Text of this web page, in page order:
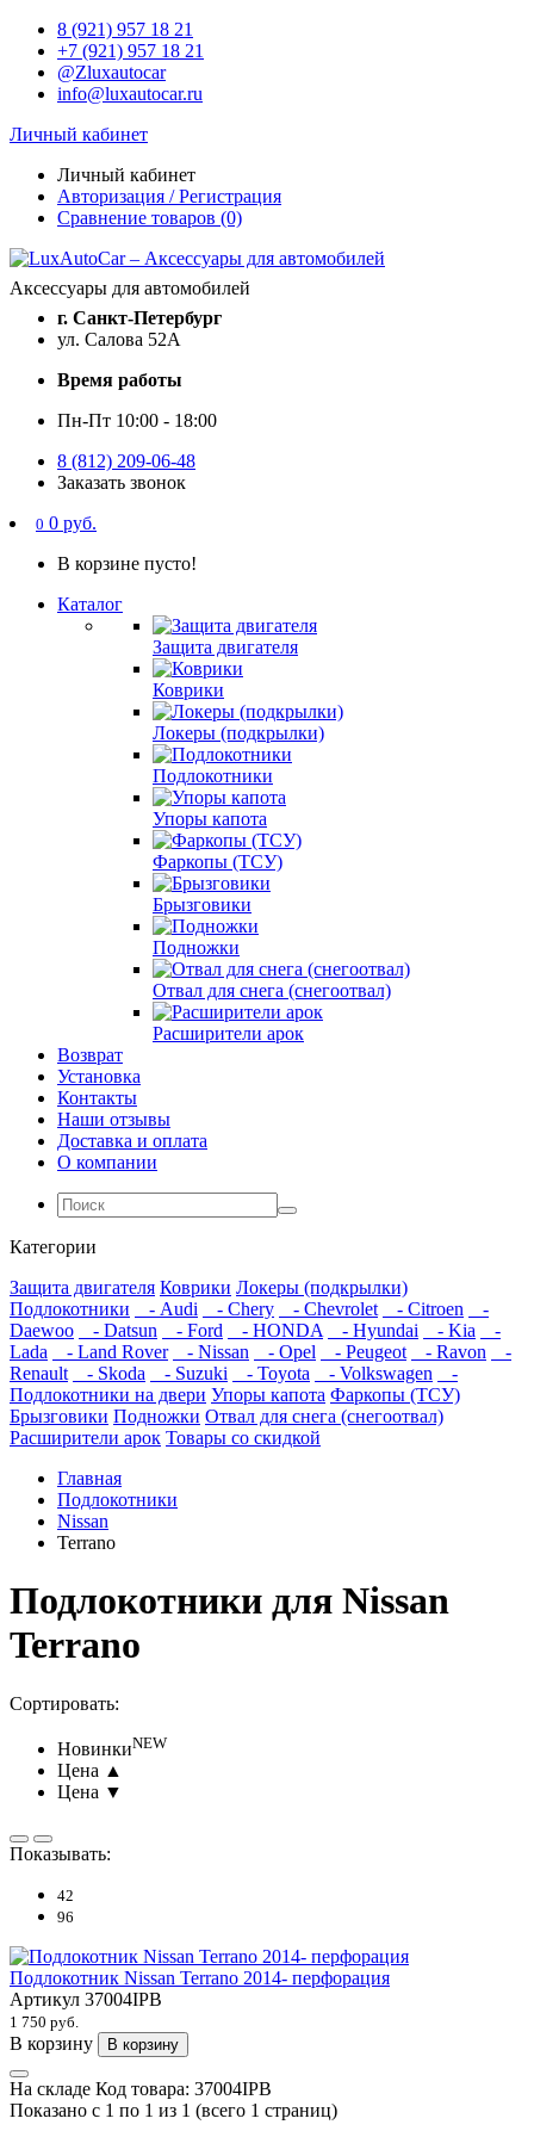
8 (921) 957 18 21
+7 (921) 957 18 21
@Zluxautocar
info@luxautocar.ru
Личный кабинет
Личный кабинет
Авторизация / Регистрация
Сравнение товаров (0)
Аксессуары для автомобилей
г. Санкт-Петербург
ул. Салова 52А
Время работы
Пн-Пт 10:00 - 18:00
8 (812) 209-06-48
Заказать звонок
0 0 руб.
В корзине пусто!
Каталог
Защита двигателя
Коврики
Локеры (подкрылки)
Подлокотники
Упоры капота
Фаркопы (ТСУ)
Брызговики
Подножки
Отвал для снега (снегоотвал)
Расширители арок
Возврат
Установка
Контакты
Наши отзывы
Доставка и оплата
О компании
Категории
Защита двигателя Коврики Локеры (подкрылки)
Подлокотники
- Audi - Chery - Chevrolet - Citroen
-
Daewoo
- Datsun - Ford - HONDA - Hyundai - Kia
-
Lada
- Land Rover - Nissan - Opel - Peugeot - Ravon
-
Renault
- Skoda - Suzuki - Toyota - Volkswagen
-
Подлокотники на двери Упоры капота Фаркопы (ТСУ)
Брызговики Подножки Отвал для снега (снегоотвал)
Расширители арок Товары со скидкой
Главная
Подлокотники
Nissan
Terrano
Подлокотники для Nissan
Terrano
Сортировать:
НовинкиNEW
Цена ▲
Цена ▼
Показывать:
42
96
Подлокотник Nissan Terrano 2014- перфорация
Артикул 37004IPB
1 750 руб.
В корзину В корзину
На складе Код товара: 37004IPB
Показано с 1 по 1 из 1 (всего 1 страниц)